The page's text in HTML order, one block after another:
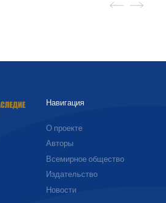
Навигация
О проекте
Авторы
Всемирное общество
Издательство
Новости